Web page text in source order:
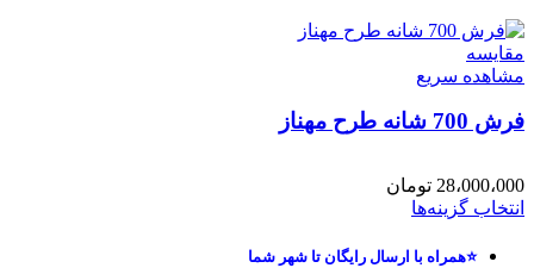
مقایسه
مشاهده سریع
فرش 700 شانه طرح مهناز
28،000،000 تومان
انتخاب گزینه‌ها
⭐همراه با ارسال رایگان تا شهر شما